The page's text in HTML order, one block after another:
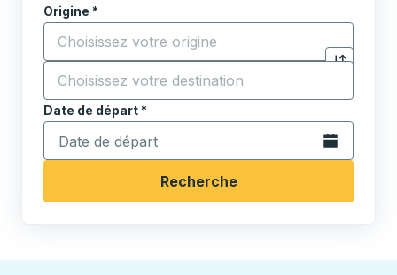
Origine *
Commencez à saisir la ville d'origine pour ouvrir
Cliquez
Destination*
Commencez à saisir la ville de destination pour
Date de départ*
Tapez la date au format date Barre oblique du mois à
Ouvrez le
Recherche